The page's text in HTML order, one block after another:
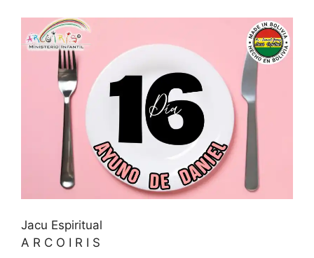
Jacu Espiritual
A R C O I R I S